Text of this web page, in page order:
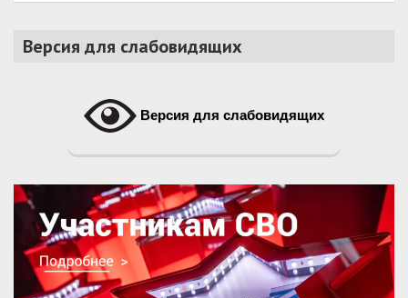
Версия для слабовидящих
Версия для слабовидящих